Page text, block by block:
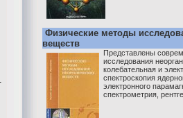
Физические методы
веществ
Представлены
исследования
колебательная и
спектроскопия
электронного
спектрометрия,